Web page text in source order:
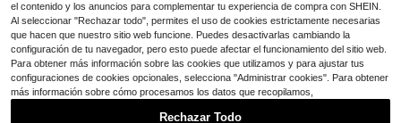
el contenido y los anuncios para complementar tu experiencia de compra con SHEIN.
Al seleccionar "Rechazar todo", permites el uso de cookies estrictamente necesarias
que hacen que nuestro sitio web funcione. Puedes desactivarlas cambiando la
configuración de tu navegador, pero esto puede afectar el funcionamiento del sitio web.
Para obtener más información sobre las cookies que utilizamos y para ajustar tus
configuraciones de cookies opcionales, selecciona "Administrar cookies". Para obtener
más información sobre cómo procesamos los datos que recopilamos,
Rechazar Todo